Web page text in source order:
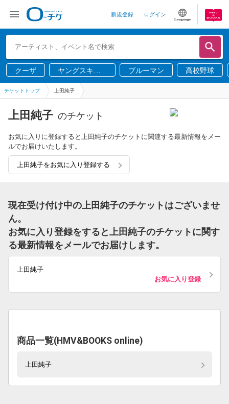
新規登録 ログイン
Language
クーザ
ヤングスキニ
ー
ブルーマン 高校野球
チケットトップ 上田純子
上田純子 のチケット
お気に入りに登録すると上田純子のチケットに関連する最新情報をメー
ルでお届けいたします。
上田純子をお気に入り登録する
現在受け付け中の上田純子のチケットはございませ
ん。
お気に入り登録をすると上田純子のチケットに関す
る最新情報をメールでお届けします。
上田純子
お気に入り登録
商品一覧(HMV&BOOKS online)
上田純子